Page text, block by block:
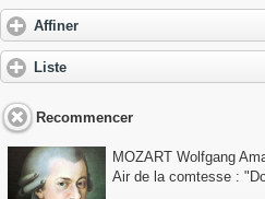
Affiner
Liste
Recommencer
MOZART Wolfgang
Air de la comtesse :